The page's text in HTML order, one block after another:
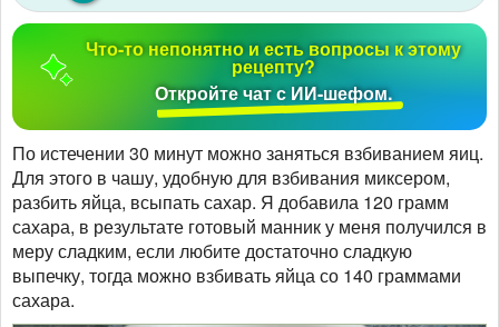
Что-то непонятно и есть вопросы к этому
рецепту?
Откройте чат с ИИ-шефом.
По истечении 30 минут можно заняться взбиванием яиц.
Для этого в чашу, удобную для взбивания миксером,
разбить яйца, всыпать сахар. Я добавила 120 грамм
сахара, в результате готовый манник у меня получился в
меру сладким, если любите достаточно сладкую
выпечку, тогда можно взбивать яйца со 140 граммами
сахара.